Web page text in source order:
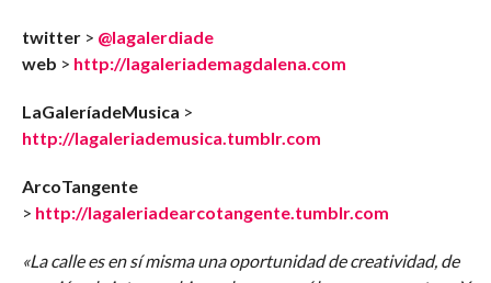
twitter> @lagalerdiade
web > http://lagaleriademagdalena.com
LaGaleríadeMusica >
http://lagaleriademusica.tumblr.com
ArcoTangente
> http://lagaleriadearcotangente.tumblr.com
«La calle es en sí misma una oportunidad de creatividad, de